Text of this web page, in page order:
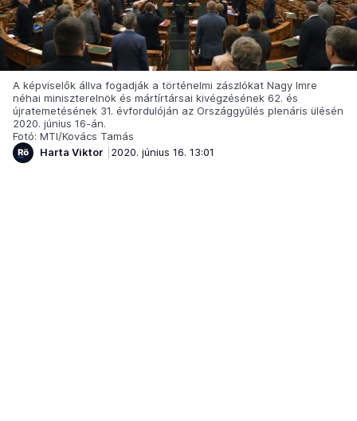
A képviselők állva fogadják a történelmi zászlókat Nagy Imre
néhai miniszterelnök és mártírtársai kivégzésének 62. és
újratemetésének 31. évfordulóján az Országgyűlés plenáris ülésén
2020. június 16-án.
Fotó: MTI/Kovács Tamás
Harta Viktor
2020. június 16. 13:01